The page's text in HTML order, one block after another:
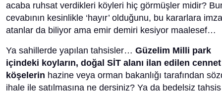
acaba ruhsat verdikleri köyleri hiç görmüşler midir?
cevabının kesinlikle ‘hayır’ olduğunu, bu kararlara imza
atanlar da biliyor ama emir demiri kesiyor maalesef…
Ya sahillerde yapılan tahsisler… Güzelim Milli park
içindeki koyların, doğal SİT alanı ilan edilen cennet
köşelerin hazine veya orman bakanlığı tarafından
ihale ile satılmasına ne dersiniz? Ya da bedelsiz tahsis